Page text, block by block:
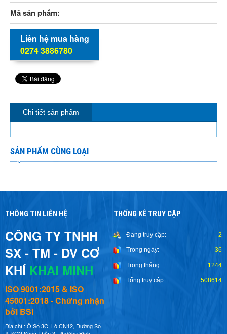
Mã sản phẩm:
Liên hệ mua hàng
0274 3886780
Chi tiết sản phẩm
SẢN PHẨM CÙNG LOẠI
THÔNG TIN LIÊN HỆ
CÔNG TY TNHH
SX - TM - DV CƠ
KHÍ KHAI MINH
ISO 9001:2015 & ISO
45001:2018 - Chứng nhận
bởi BSI
Địa chỉ : Ô Số 3C, Lô CN12, Đường Số
THỐNG KÊ TRUY CẬP
Đang truy cập: 2
Trong ngày: 36
Trong tháng: 1244
Tổng truy cập: 508614